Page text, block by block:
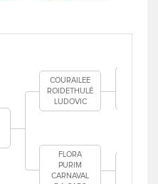
COURAILEE
ROIDETHULÉ
LUDOVIC
FLORA
PURIM
CARNAVAL